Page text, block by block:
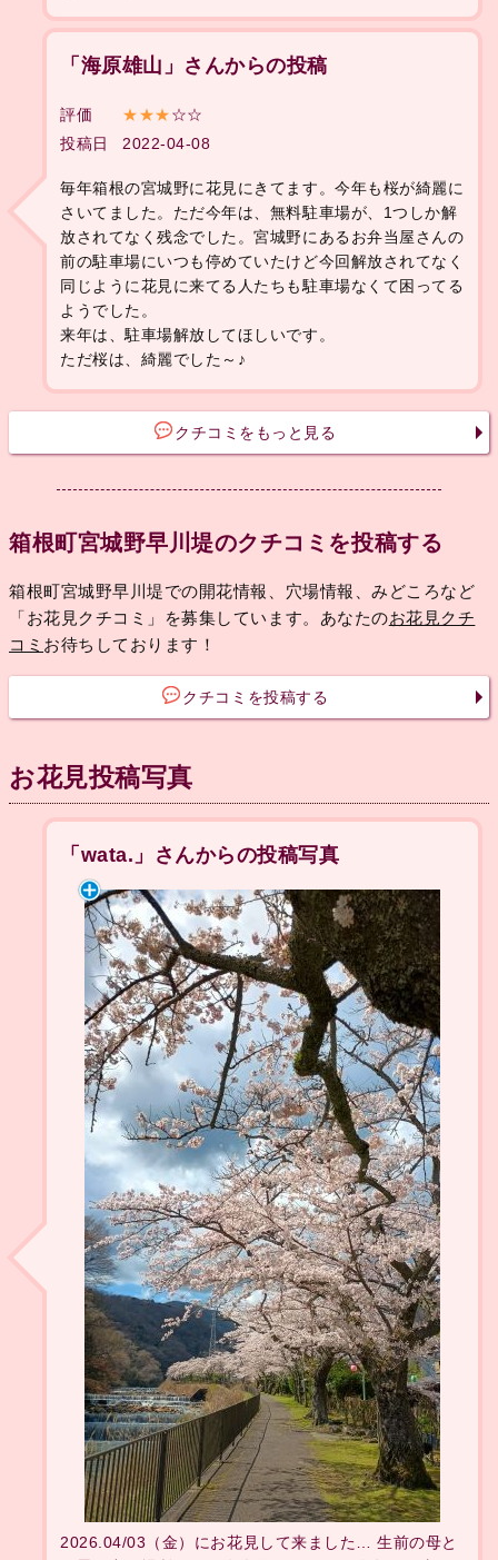
「海原雄山」さんからの投稿
評価 ★★★☆☆
投稿日
2022-04-08
毎年箱根の宮城野に花見にきてます。今年も桜が綺麗に
さいてました。ただ今年は、無料駐車場が、1つしか解
放されてなく残念でした。宮城野にあるお弁当屋さんの
前の駐車場にいつも停めていたけど今回解放されてなく
同じように花見に来てる人たちも駐車場なくて困ってる
ようでした。
来年は、駐車場解放してほしいです。
ただ桜は、綺麗でした～♪
クチコミをもっと見る
箱根町宮城野早川堤のクチコミを投稿する
箱根町宮城野早川堤での開花情報、穴場情報、みどころなど
「お花見クチコミ」を募集しています。あなたのお花見クチ
コミ お待ちしております！
クチコミを投稿する
お花見投稿写真
「wata.」さんからの投稿写真
2026.04/03（金）にお花見して来ました… 生前の母と